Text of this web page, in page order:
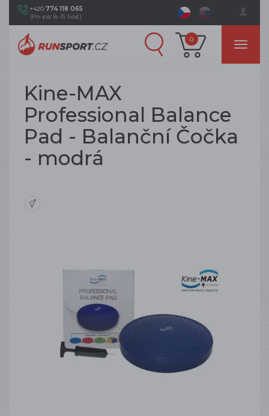
+420 774 118 065
(Po–pá: 8–15 hod.)
0
Kine-MAX
Professional Balance
Pad - Balanční Čočka
- modrá